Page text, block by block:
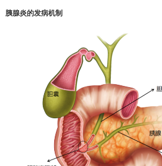
胰腺炎的发病机制